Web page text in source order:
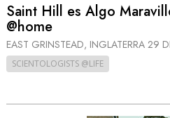
Saint Hill es Algo
@home
EAST GRINSTEAD, INGLATERRA 29
SCIENTOLOGISTS @LIFE